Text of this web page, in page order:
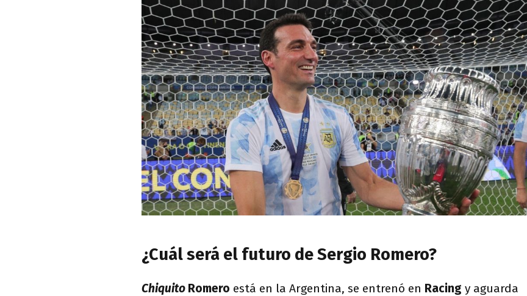
¿Cuál será el futuro de Sergio Romero?
Chiquito Romero está en la Argentina, se entrenó en Racing y aguarda